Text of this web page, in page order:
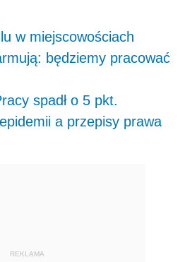
w miejscowościach
będziemy pracować
spadł o 5 pkt.
a przepisy prawa
REKLAMA